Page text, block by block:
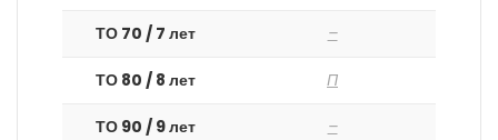
ТО 70 / 7 лет –
ТО 80 / 8 лет П
ТО 90 / 9 лет –